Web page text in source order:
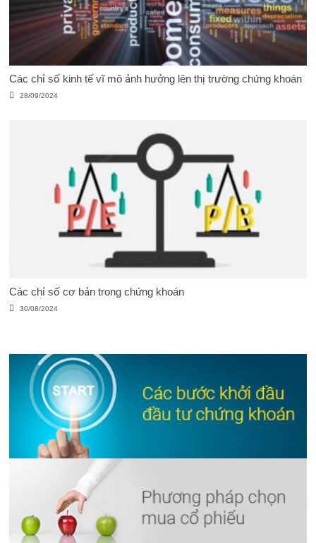
Các chỉ số kinh tế vĩ mô ảnh hưởng lên thị trường chứng khoán
28/09/2024
Các chỉ số cơ bản trong chứng khoán
30/08/2024